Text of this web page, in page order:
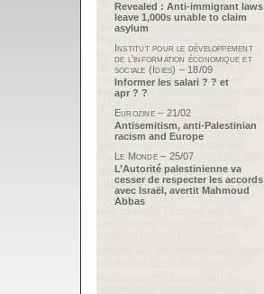
Revealed : Anti-immigrant laws
leave 1,000s unable to claim
asylum
Institut pour le développement
de l’information économique et
sociale (Idies) – 18/09
Informer les salari ? ? et
apr ? ?
Eurozine – 21/02
Antisemitism, anti-Palestinian
racism and Europe
Le Monde – 25/07
L’Autorité palestinienne va
cesser de respecter les accords
avec Israël, avertit Mahmoud
Abbas